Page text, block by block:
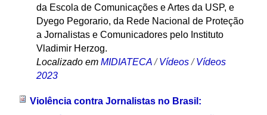
da Escola de Comunicações e Artes da USP, e
Dyego Pegorario, da Rede Nacional de Proteção
a Jornalistas e Comunicadores pelo Instituto
Vladimir Herzog.
Localizado em MIDIATECA / Vídeos / Vídeos
2023
Violência contra Jornalistas no Brasil: